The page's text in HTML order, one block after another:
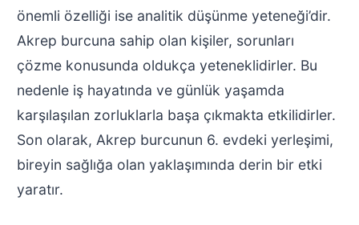
önemli özelliği ise analitik düşünme yeteneği’dir.
Akrep burcuna sahip olan kişiler, sorunları
çözme konusunda oldukça yeteneklidirler. Bu
nedenle iş hayatında ve günlük yaşamda
karşılaşılan zorluklarla başa çıkmakta etkilidirler.
Son olarak, Akrep burcunun 6. evdeki yerleşimi,
bireyin sağlığa olan yaklaşımında derin bir etki
yaratır.